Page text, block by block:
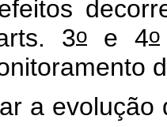
3o e 4o
a